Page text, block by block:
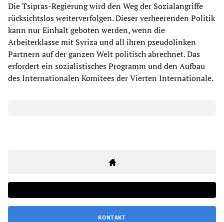
Die Tsipras-Regierung wird den Weg der Sozialangriffe
rücksichtslos weiterverfolgen. Dieser verheerenden Politik
kann nur Einhalt geboten werden, wenn die
Arbeiterklasse mit Syriza und all ihren pseudolinken
Partnern auf der ganzen Welt politisch abrechnet. Das
erfordert ein sozialistisches Programm und den Aufbau
des Internationalen Komitees der Vierten Internationale.
KONTAKT